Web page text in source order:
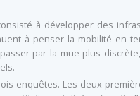
à développer des
à penser la mobilité en
par la mue plus
enquêtes. Les deux